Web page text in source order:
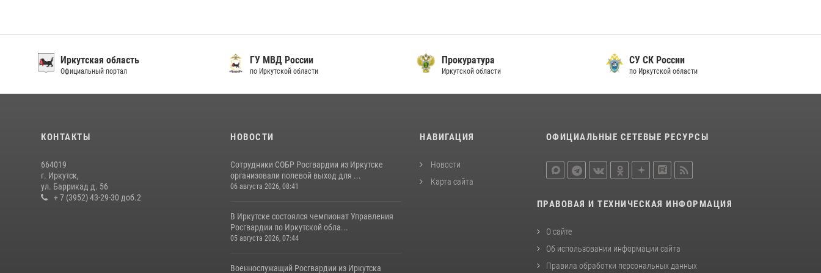
оперативно разыскали пенсионерку,
16 июля 2026, 06:50
Иркутская область
Официальный портал
ГУ МВД России
по Иркутской области
Прокуратура
Иркутской области
СУ СК России
по Иркутской области
КОНТАКТЫ
664019
г. Иркутск,
ул. Баррикад д. 56
+ 7 (3952) 43-29-30 доб.2
НОВОСТИ
Сотрудники СОБР Росгвардии из Иркутске
организовали полевой выход для ...
06 августа 2026, 08:41
В Иркутске состоялся чемпионат Управления
Росгвардии по Иркутской обла...
05 августа 2026, 07:44
Военнослужащий Росгвардии из Иркутска
НАВИГАЦИЯ
Новости
Карта сайта
ОФИЦИАЛЬНЫЕ СЕТЕВЫЕ РЕСУРСЫ
ПРАВОВАЯ И ТЕХНИЧЕСКАЯ ИНФОРМАЦИЯ
О сайте
Об использовании информации сайта
Правила обработки персональных данных